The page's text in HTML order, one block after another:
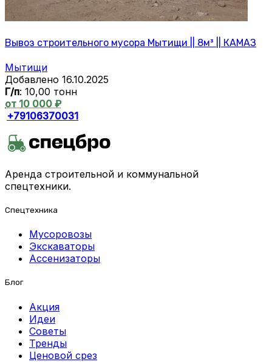
Вывоз строительного мусора Мытищи || 8м³ || КАМАЗ
Мытищи
Добавлено 16.10.2025
Г/п: 10,00 тонн
от 10 000 ₽
+79106370031
Аренда строительной и коммунальной
спецтехники.
Спецтехника
Мусоровозы
Экскаваторы
Ассенизаторы
Блог
Акция
Идеи
Советы
Тренды
Ценовой срез